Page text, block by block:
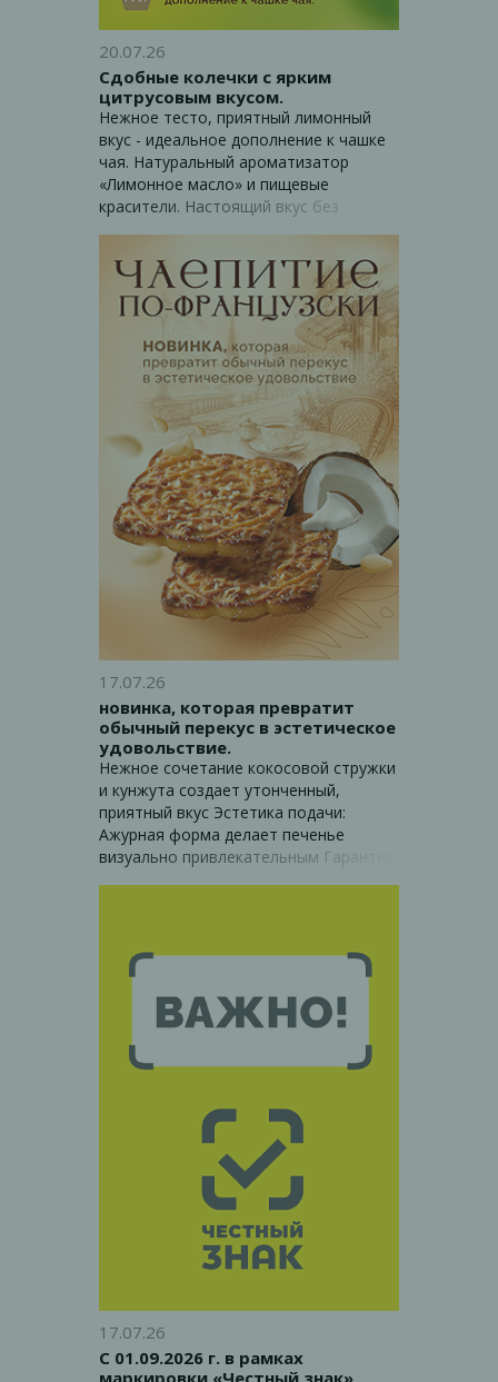
20.07.26
Сдобные колечки с ярким
цитрусовым вкусом.
Нежное тесто, приятный лимонный
вкус - идеальное дополнение к чашке
чая. Натуральный ароматизатор
«Лимонное масло» и пищевые
красители. Настоящий вкус без
перекусов и офисного кейтеринга.
17.07.26
новинка, которая превратит
обычный перекус в эстетическое
удовольствие.
Нежное сочетание кокосовой стружки
и кунжута создает утонченный,
приятный вкус Эстетика подачи:
Ажурная форма делает печенье
визуально привлекательным Гарантия
17.07.26
С 01.09.2026 г. в рамках
маркировки «Честный знак»